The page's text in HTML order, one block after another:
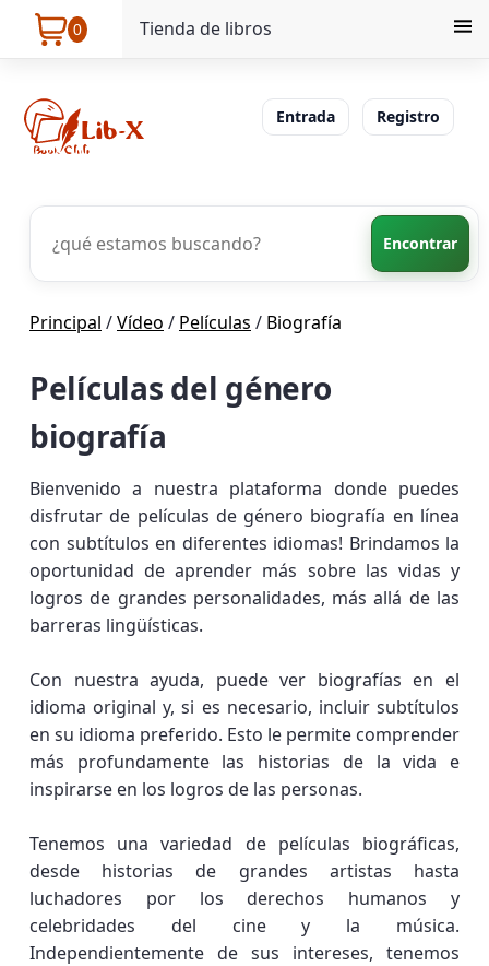
0 Tienda de libros
Entrada Registro
Encontrar
Principal /Vídeo / Películas / Biografía
Películas del género
biografía
Bienvenido a nuestra plataforma donde puedes
disfrutar de películas de género biografía en línea
con subtítulos en diferentes idiomas! Brindamos la
oportunidad de aprender más sobre las vidas y
logros de grandes personalidades, más allá de las
barreras lingüísticas.
Con nuestra ayuda, puede ver biografías en el
idioma original y, si es necesario, incluir subtítulos
en su idioma preferido. Esto le permite comprender
más profundamente las historias de la vida e
inspirarse en los logros de las personas.
Tenemos una variedad de películas biográficas,
desde historias de grandes artistas hasta
luchadores por los derechos humanos y
celebridades del cine y la música.
Independientemente de sus intereses, tenemos